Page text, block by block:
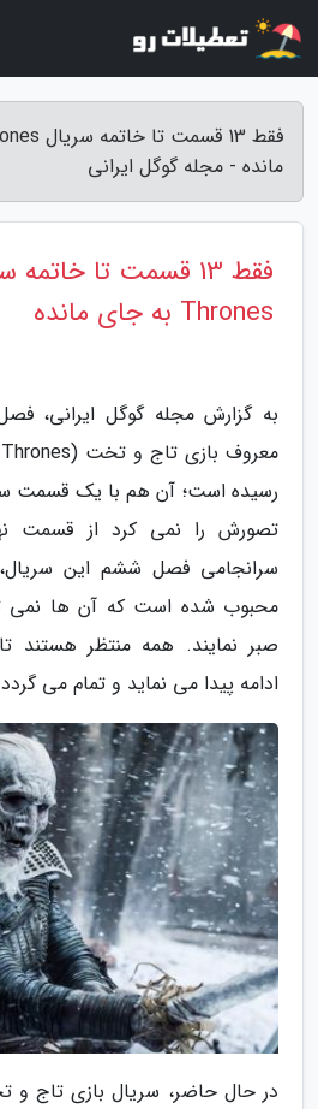
مانده - مجله گوگل ایرانی
Thrones به جای مانده
به گزارش مجله گوگل ایرانی،
رسیده است؛ آن هم با یک قسمت
تصورش را نمی کرد از قسمت
سرانجامی فصل ششم این سریال،
محبوب شده است که آن ها نمی
صبر نمایند. همه منتظر هستند
ادامه پیدا می نماید و تمام می
در حال حاضر، سریال بازی تاج و